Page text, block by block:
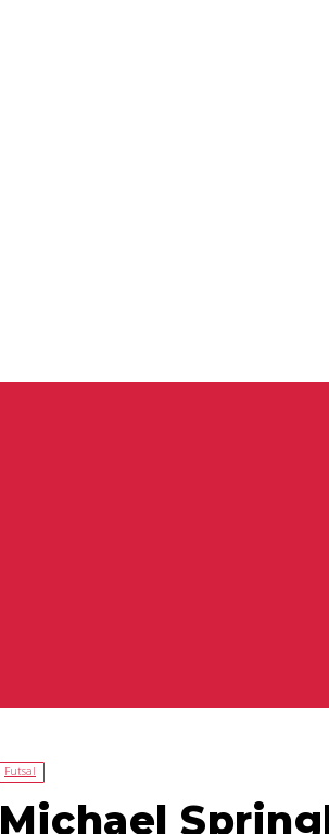
Futsal
Michael